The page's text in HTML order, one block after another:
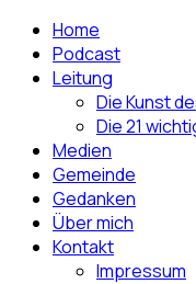
Home
Podcast
Leitung
Die Kunst
Die 21
Medien
Gemeinde
Gedanken
Über mich
Kontakt
Impressum